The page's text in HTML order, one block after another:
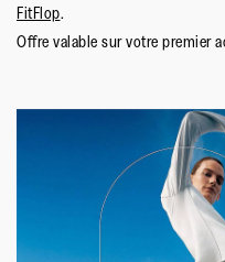
FitFlop.
Offre valable sur votre premier